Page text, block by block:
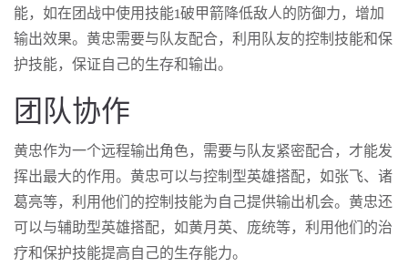
能，如在团战中使用技能1破甲箭降低敌人的防御力，增加
输出效果。黄忠需要与队友配合，利用队友的控制技能和保
护技能，保证自己的生存和输出。
团队协作
黄忠作为一个远程输出角色，需要与队友紧密配合，才能发
挥出最大的作用。黄忠可以与控制型英雄搭配，如张飞、诸
葛亮等，利用他们的控制技能为自己提供输出机会。黄忠还
可以与辅助型英雄搭配，如黄月英、庞统等，利用他们的治
疗和保护技能提高自己的生存能力。